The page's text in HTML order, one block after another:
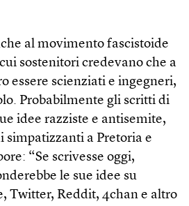
al movimento fascistoide
sostenitori credevano che a
essere scienziati e ingegneri,
Probabilmente gli scritti di
idee razziste e antisemite,
simpatizzanti a Pretoria e
“Se scrivesse oggi,
le sue idee su
Twitter, Reddit, 4chan e altro